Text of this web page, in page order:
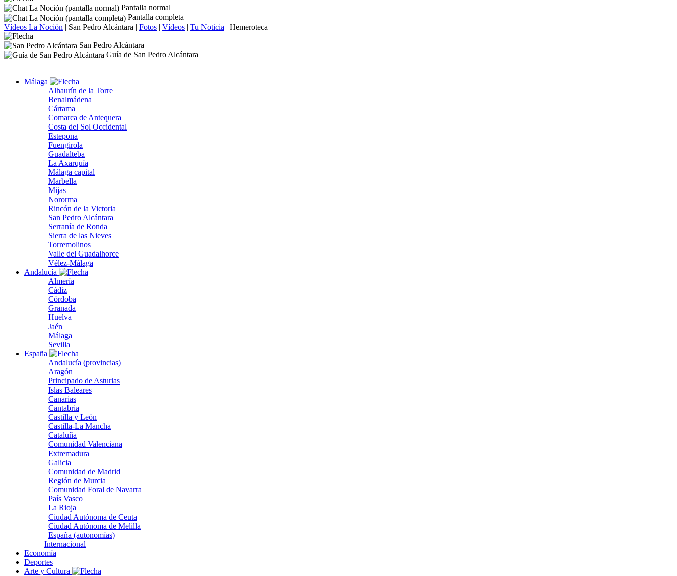
Pantalla normal
Pantalla completa
Vídeos La Noción | San Pedro Alcántara | Fotos | Vídeos | Tu Noticia | Hemeroteca
San Pedro Alcántara
Guía de San Pedro Alcántara
Málaga
Alhaurín de la Torre
Benalmádena
Cártama
Comarca de Antequera
Costa del Sol Occidental
Estepona
Fuengirola
Guadalteba
La Axarquía
Málaga capital
Marbella
Mijas
Nororma
Rincón de la Victoria
San Pedro Alcántara
Serranía de Ronda
Sierra de las Nieves
Torremolinos
Valle del Guadalhorce
Vélez-Málaga
Andalucía
Almería
Cádiz
Córdoba
Granada
Huelva
Jaén
Málaga
Sevilla
España
Andalucía (provincias)
Aragón
Principado de Asturias
Islas Baleares
Canarias
Cantabria
Castilla y León
Castilla-La Mancha
Cataluña
Comunidad Valenciana
Extremadura
Galicia
Comunidad de Madrid
Región de Murcia
Comunidad Foral de Navarra
País Vasco
La Rioja
Ciudad Autónoma de Ceuta
Ciudad Autónoma de Melilla
España (autonomías)
Internacional
Economía
Deportes
Arte y Cultura